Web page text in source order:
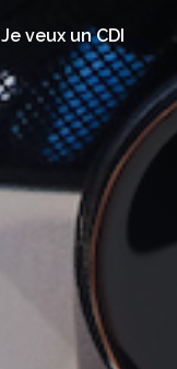
Je veux un CDI